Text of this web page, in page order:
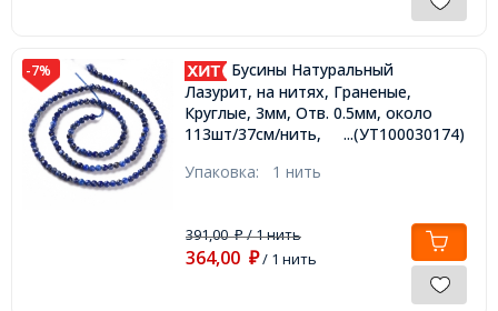
-7%
Бусины Натуральный
Лазурит, на нитях, Граненые,
Круглые, 3мм, Отв. 0.5мм, около
113шт/37см/нить,
...(УТ100030174)
Упаковка: 1 нить
391,00₽/ 1 нить
364,00 ₽/ 1 нить